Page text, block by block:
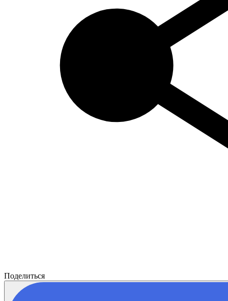
Поделиться